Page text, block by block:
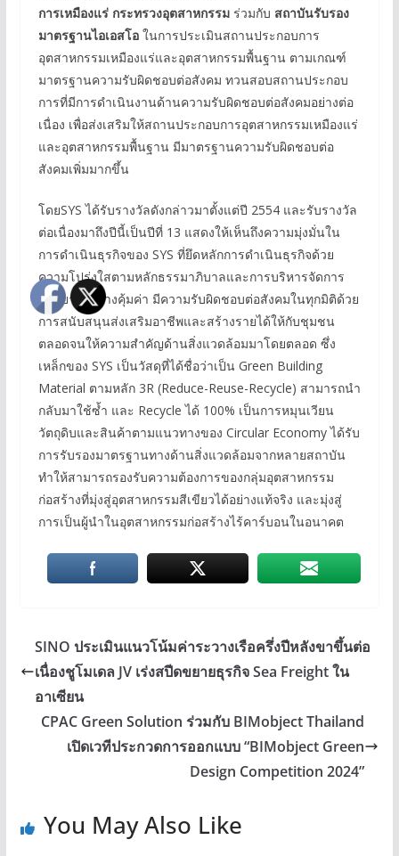
การเหมืองแร่ กระทรวงอุตสาหกรรมร่วมกับ สถาบันรับรอง
มาตรฐานไอเอสโอ ในการประเมินสถานประกอบการ
อุตสาหกรรมเหมืองแร่และอุตสาหกรรมพื้นฐาน ตามเกณฑ์
มาตรฐานความรับผิดชอบต่อสังคม ทวนสอบสถานประกอบ
การที่มีการดำเนินงานด้านความรับผิดชอบต่อสังคมอย่างต่อ
เนื่อง เพื่อส่งเสริมให้สถานประกอบการอุตสาหกรรมเหมืองแร่
และอุตสาหกรรมพื้นฐาน มีมาตรฐานความรับผิดชอบต่อ
สังคมเพิ่มมากขึ้น
โดยSYS ได้รับรางวัลดังกล่าวมาตั้งแต่ปี 2554 และรับรางวัล
ต่อเนื่องมาถึงปีนี้เป็นปีที่ 13 แสดงให้เห็นถึงความมุ่งมั่นใน
การดำเนินธุรกิจของ SYS ที่ยึดหลักการดำเนินธุรกิจด้วย
ความโปร่งใสตามหลักธรรมาภิบาลและการบริหารจัดการ
ทรัพยากรอย่างคุ้มค่า มีความรับผิดชอบต่อสังคมในทุกมิติด้วย
การสนับสนุนส่งเสริมอาชีพและสร้างรายได้ให้กับชุมชน
ตลอดจนให้ความสำคัญด้านสิ่งแวดล้อมมาโดยตลอด ซึ่ง
เหล็กของ SYS เป็นวัสดุที่ได้ชื่อว่าเป็น Green Building
Material ตามหลัก 3R (Reduce-Reuse-Recycle) สามารถนำ
กลับมาใช้ซ้ำ และ Recycle ได้ 100% เป็นการหมุนเวียน
วัตถุดิบและสินค้าตามแนวทางของ Circular Economy ได้รับ
การรับรองมาตรฐานทางด้านสิ่งแวดล้อมจากหลายสถาบัน
ทำให้สามารถรองรับความต้องการของกลุ่มอุตสาหกรรม
ก่อสร้างที่มุ่งสู่อุตสาหกรรมสีเขียวได้อย่างแท้จริง และมุ่งสู่
การเป็นผู้นำในอุตสาหกรรมก่อสร้างไร้คาร์บอนในอนาคต
SINO ประเมินแนวโน้มค่าระวางเรือครึ่งปีหลังขาขึ้นต่อ
เนื่องชูโมเดล JV เร่งสปีดขยายธุรกิจ Sea Freight ใน
อาเซียน
CPAC Green Solution ร่วมกับ BIMobject Thailand
เปิดเวทีประกวดการออกแบบ “BIMobject Green
Design Competition 2024”
You May Also Like